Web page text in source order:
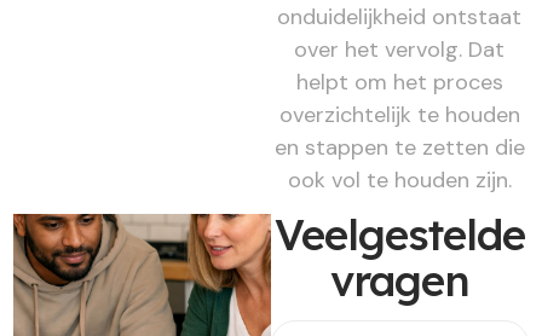
onduidelijkheid ontstaat
over het vervolg. Dat
helpt om het proces
overzichtelijk te houden
en stappen te zetten die
ook vol te houden zijn.
Veelgestelde
vragen